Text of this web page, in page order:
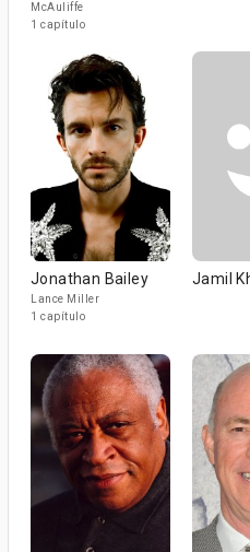
McAuliffe
1 capítulo
Jonathan Bailey
Lance Miller
1 capítulo
Jamil